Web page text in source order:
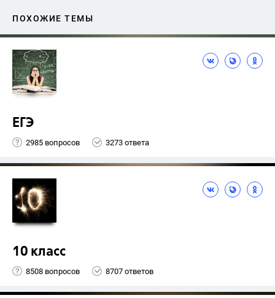
ПОХОЖИЕ ТЕМЫ
ЕГЭ
2985 вопросов 3273 ответа
10 класс
8508 вопросов 8707 ответов